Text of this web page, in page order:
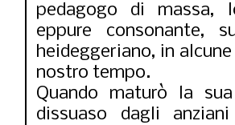
pedagogo di massa,
eppure consonante,
heideggeriano, in
nostro tempo.
Quando maturò la
dissuaso dagli